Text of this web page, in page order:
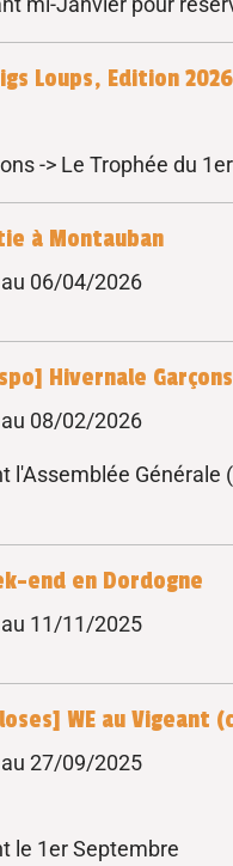
Loups, Edition 2026
-> Le Trophée du
à Montauban
au 06/04/2026
Hivernale Garçons
au 08/02/2026
l'Assemblée
end en Dordogne
au 11/11/2025
WE au Vigeant
au 27/09/2025
le 1er Septembre